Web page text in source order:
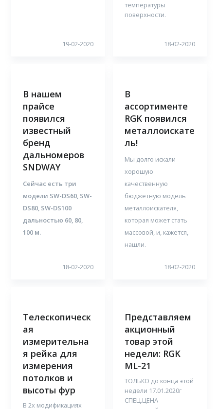
19-02-2020
температуры
поверхности.
18-02-2020
В нашем
прайсе
появился
известный
бренд
дальномеров
SNDWAY
Сейчас есть три
модели SW-DS60, SW-
DS80, SW-DS100
дальностью 60, 80,
100 м.
18-02-2020
В
ассортименте
RGK появился
металлоискате
ль!
Мы долго искали
хорошую
качественную
бюджетную модель
металлоискателя,
которая может стать
массовой, и, кажется,
нашли.
18-02-2020
Телескопическ
ая
измерительна
я рейка для
измерения
потолков и
высоты фур
В 2х модификациях
Представляем
акционный
товар этой
недели: RGK
ML-21
ТОЛЬКО до конца этой
недели 17.01.2020г
СПЕЦ.ЦЕНА